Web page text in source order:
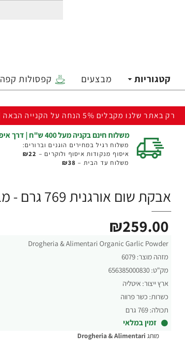
קטגוריות מבצעים קפסולות קפה
רק באתר שלנו מקבלים 5% הנחה על הקנייה הבאה |
משלוח חינם בקניה מעל 400 ש"ח | דרך איפוסט עד 5 ק"ג
משלוח רגיל במחירים הוגנים וברורים:
איסוף מנקודות איסוף ולוקרים – ₪22
משלוח עד הבית – ₪38
אבקת שום אורגנית 769 גרם - מבית Drogheria & Alimentari
Drogheria & Alimentari Organic Garlic Powder
מזהה מוצר: 6079
מק"ט: 656385000830
ארץ ייצור: איטליה
כשרות: כשר פרווה
תכולה: 769 גרם
זמין במלאי
₪259.00
מותג Drogheria & Alimentari